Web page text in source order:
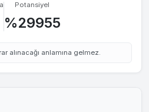
Potansiyel
%29955
alınacağı anlamına gelmez.